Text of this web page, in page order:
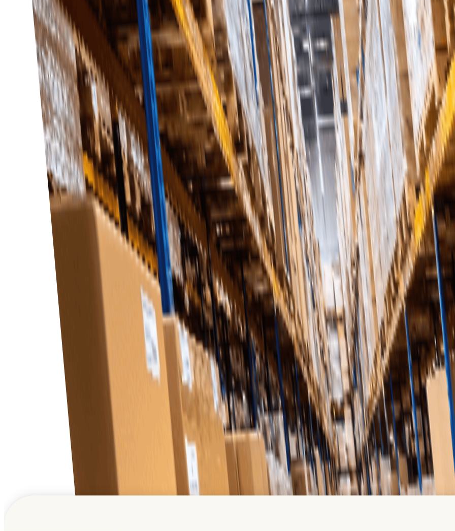
Förbättrade relationer med leverantörer
Främja bättre kommunikation och samarbete med leverantörer, vilket leder till förbättrad service och
Skalbarhet
Vår programvara växer med ditt företag och tillgodoser ökade inköpsbehov i takt med att din
Ökad effektivitet
Effektivisera din upphandlingsprocess så att ditt team kan fokusera på strategiska initiativ i stället för
Förbättrade relationer med leverantörer
Främja bättre kommunikation och samarbete med leverantörer, vilket leder till förbättrad service och
Skalbarhet
Vår programvara växer med ditt företag och tillgodoser ökade inköpsbehov i takt med att din
Ett globalt affärsnätverk
Inspirerar nästa generation och driver deras utveckling.
Registrera dig kostnadsfritt